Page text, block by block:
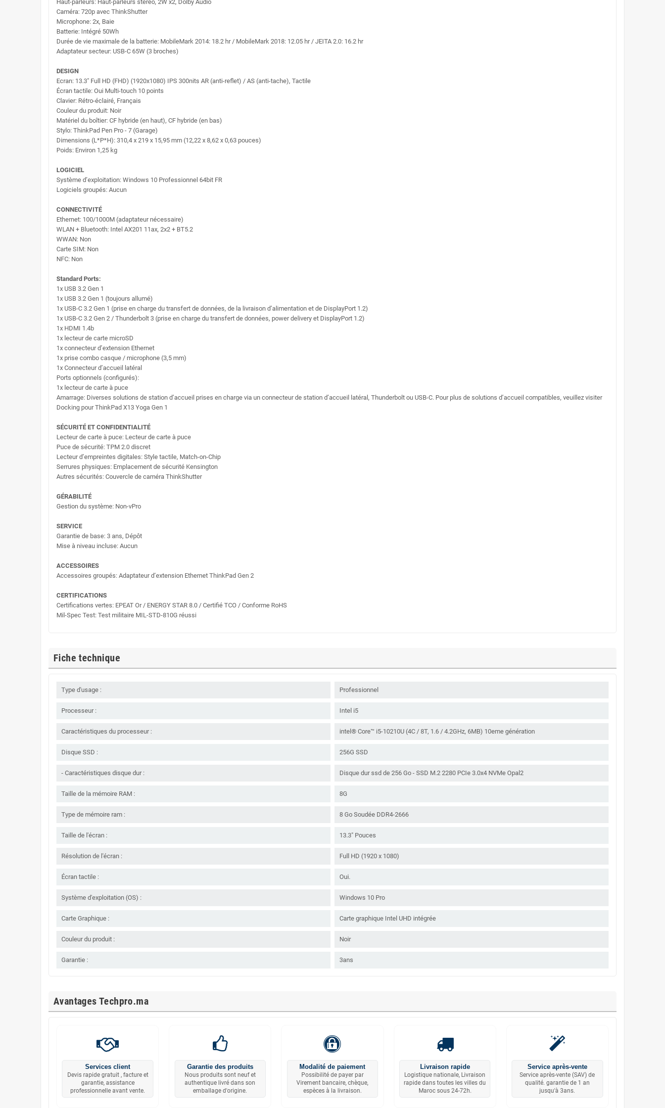
Haut-parleurs: Haut-parleurs stéréo, 2W x2, Dolby Audio
Caméra: 720p avec ThinkShutter
Microphone: 2x, Baie
Batterie: Intégré 50Wh
Durée de vie maximale de la batterie: MobileMark 2014: 18.2 hr / MobileMark 2018: 12.05 hr / JEITA 2.0: 16.2 hr
Adaptateur secteur: USB-C 65W (3 broches)
DESIGN
Ecran: 13.3" Full HD (FHD) (1920x1080) IPS 300nits AR (anti-reflet) / AS (anti-tache), Tactile
Écran tactile: Oui Multi-touch 10 points
Clavier: Rétro-éclairé, Français
Couleur du produit: Noir
Matériel du boîtier: CF hybride (en haut), CF hybride (en bas)
Stylo: ThinkPad Pen Pro - 7 (Garage)
Dimensions (L*P*H): 310,4 x 219 x 15,95 mm (12,22 x 8,62 x 0,63 pouces)
Poids: Environ 1,25 kg
LOGICIEL
Système d’exploitation: Windows 10 Professionnel 64bit FR
Logiciels groupés: Aucun
CONNECTIVITÉ
Ethernet: 100/1000M (adaptateur nécessaire)
WLAN + Bluetooth: Intel AX201 11ax, 2x2 + BT5.2
WWAN: Non
Carte SIM: Non
NFC: Non
Standard Ports:
1x USB 3.2 Gen 1
1x USB 3.2 Gen 1 (toujours allumé)
1x USB-C 3.2 Gen 1 (prise en charge du transfert de données, de la livraison d’alimentation et de DisplayPort 1.2)
1x USB-C 3.2 Gen 2 / Thunderbolt 3 (prise en charge du transfert de données, power delivery et DisplayPort 1.2)
1x HDMI 1.4b
1x lecteur de carte microSD
1x connecteur d’extension Ethernet
1x prise combo casque / microphone (3,5 mm)
1x Connecteur d’accueil latéral
Ports optionnels (configurés):
1x lecteur de carte à puce
Amarrage: Diverses solutions de station d’accueil prises en charge via un connecteur de station d’accueil latéral, Thunderbolt ou USB-C. Pour plus de solutions d’accueil compatibles, veuillez visiter
Docking pour ThinkPad X13 Yoga Gen 1
SÉCURITÉ ET CONFIDENTIALITÉ
Lecteur de carte à puce: Lecteur de carte à puce
Puce de sécurité: TPM 2.0 discret
Lecteur d’empreintes digitales: Style tactile, Match-on-Chip
Serrures physiques: Emplacement de sécurité Kensington
Autres sécurités: Couvercle de caméra ThinkShutter
GÉRABILITÉ
Gestion du système: Non-vPro
SERVICE
Garantie de base: 3 ans, Dépôt
Mise à niveau incluse: Aucun
ACCESSOIRES
Accessoires groupés: Adaptateur d’extension Ethernet ThinkPad Gen 2
CERTIFICATIONS
Certifications vertes: EPEAT Or / ENERGY STAR 8.0 / Certifié TCO / Conforme RoHS
Mil-Spec Test: Test militaire MIL-STD-810G réussi
Fiche technique
Type d'usage : Professionnel
Processeur : Intel i5
Caractéristiques du processeur : intel® Core™ i5-10210U (4C / 8T, 1.6 / 4.2GHz, 6MB) 10eme génération
Disque SSD : 256G SSD
- Caractéristiques disque dur : Disque dur ssd de 256 Go - SSD M.2 2280 PCIe 3.0x4 NVMe Opal2
Taille de la mémoire RAM : 8G
Type de mémoire ram : 8 Go Soudée DDR4-2666
Taille de l'écran : 13.3" Pouces
Résolution de l'écran : Full HD (1920 x 1080)
Écran tactile : Oui.
Système d'exploitation (OS) : Windows 10 Pro
Carte Graphique : Carte graphique Intel UHD intégrée
Couleur du produit : Noir
Garantie : 3ans
Avantages Techpro.ma
Services client
Devis rapide gratuit , facture et
garantie, assistance
professionnelle avant vente.
Garantie des produits
Nous produits sont neuf et
authentique livré dans son
emballage d'origine.
Modalité de paiement
Possibilité de payer par
Virement bancaire, chèque,
espèces à la livraison.
Livraison rapide
Logistique nationale, Livraison
rapide dans toutes les villes du
Maroc sous 24-72h.
Service après-vente
Service après-vente (SAV) de
qualité. garantie de 1 an
jusqu'à 3ans.